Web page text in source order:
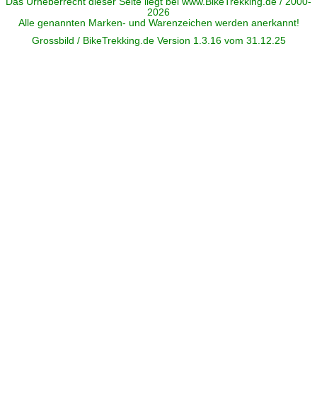
2026
Alle genannten Marken- und Warenzeichen werden anerkannt!
Grossbild / BikeTrekking.de Version 1.3.16 vom 31.12.25